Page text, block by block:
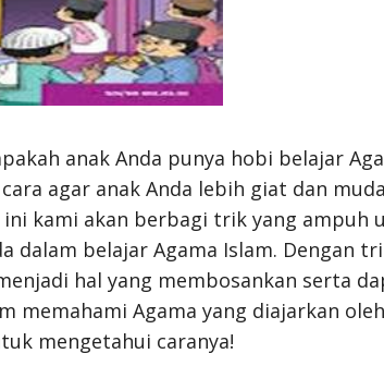
anak Anda punya hobi belajar
agar anak Anda lebih giat dan
ini kami akan berbagi trik yang ampuh
dalam belajar Agama Islam. Dengan
hal yang membosankan serta
memahami Agama yang diajarkan
mengetahui caranya!